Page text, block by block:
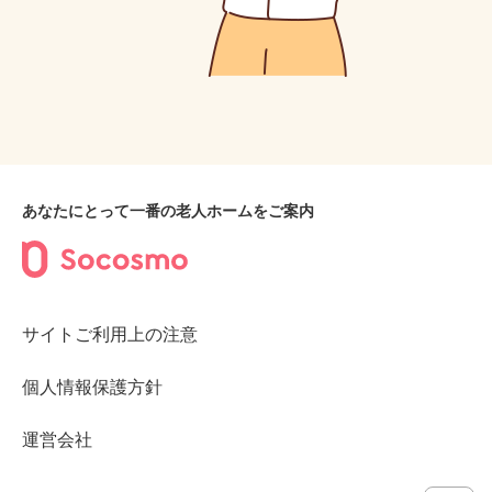
あなたにとって一番の老人ホームをご案内
サイトご利用上の注意
個人情報保護方針
運営会社